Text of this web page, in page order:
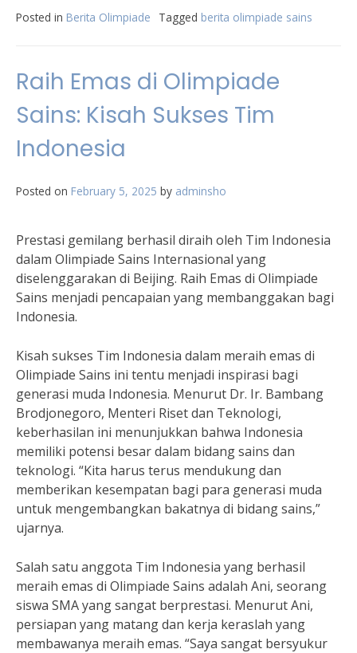
Posted in Berita Olimpiade Tagged berita olimpiade sains
Raih Emas di Olimpiade
Sains: Kisah Sukses Tim
Indonesia
Posted on February 5, 2025 by adminsho
Prestasi gemilang berhasil diraih oleh Tim Indonesia
dalam Olimpiade Sains Internasional yang
diselenggarakan di Beijing. Raih Emas di Olimpiade
Sains menjadi pencapaian yang membanggakan bagi
Indonesia.
Kisah sukses Tim Indonesia dalam meraih emas di
Olimpiade Sains ini tentu menjadi inspirasi bagi
generasi muda Indonesia. Menurut Dr. Ir. Bambang
Brodjonegoro, Menteri Riset dan Teknologi,
keberhasilan ini menunjukkan bahwa Indonesia
memiliki potensi besar dalam bidang sains dan
teknologi. “Kita harus terus mendukung dan
memberikan kesempatan bagi para generasi muda
untuk mengembangkan bakatnya di bidang sains,”
ujarnya.
Salah satu anggota Tim Indonesia yang berhasil
meraih emas di Olimpiade Sains adalah Ani, seorang
siswa SMA yang sangat berprestasi. Menurut Ani,
persiapan yang matang dan kerja keraslah yang
membawanya meraih emas. “Saya sangat bersyukur